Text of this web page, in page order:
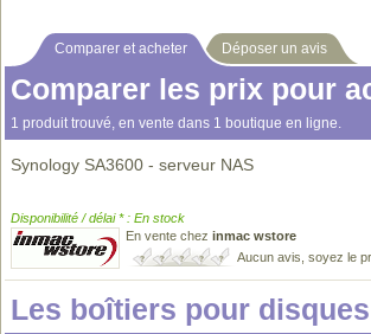
Comparer et acheter Déposer un avis
Comparer les prix pour
1 produit trouvé, en vente dans 1 boutique en ligne.
Synology SA3600 - serveur NAS
Disponibilité / délai * : En stock
En vente chez inmac wstore
Aucun avis, soyez le
Les boîtiers pour